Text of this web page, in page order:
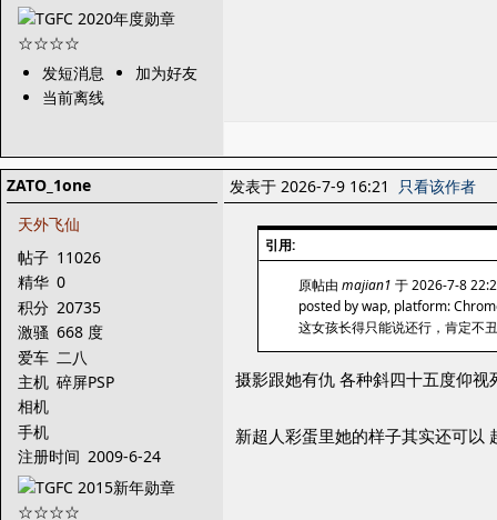
发短消息
加为好友
当前离线
ZATO_1one
天外飞仙
帖子 11026
精华 0
积分 20735
激骚 668 度
爱车 二八
主机 碎屏PSP
相机
手机
注册时间 2009-6-24
发表于 2026-7-9 16:21 只看该作者
引用:
原帖由 majian1 于 2026-7-8
posted by wap, platform:
这女孩长得只能说还行，肯定不
摄影跟她有仇 各种斜四十五度仰
新超人彩蛋里她的样子其实还可以